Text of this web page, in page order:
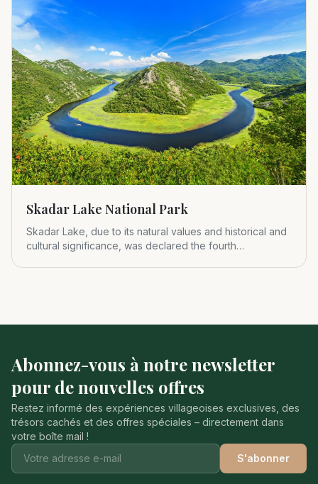
Skadar Lake National Park
Skadar Lake, due to its natural values and historical and
cultural significance, was declared the fourth
Abonnez-vous à notre newsletter
pour de nouvelles offres
Restez informé des expériences villageoises exclusives, des
trésors cachés et des offres spéciales – directement dans
votre boîte mail !
S'abonner